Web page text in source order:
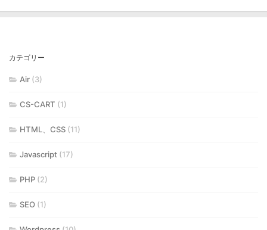
カテゴリー
Air (3)
CS-CART (1)
HTML、CSS (11)
Javascript (17)
PHP (2)
SEO (1)